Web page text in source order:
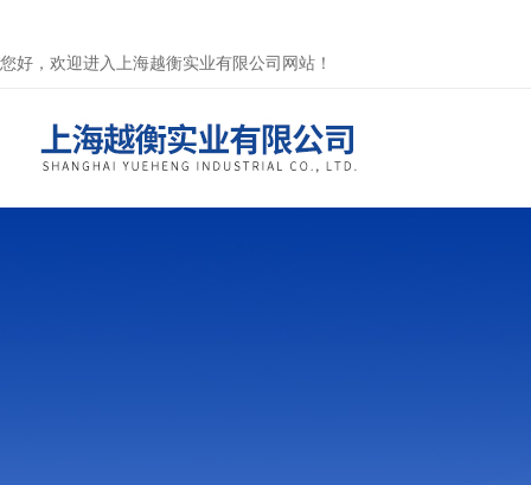
您好，欢迎进入上海越衡实业有限公司网站！